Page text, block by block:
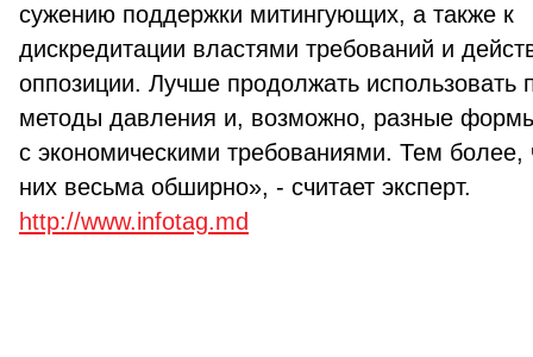
сужению поддержки митингующих, а также к
дискредитации властями требований и
оппозиции. Лучше продолжать использовать
методы давления и, возможно, разные
с экономическими требованиями. Тем более,
них весьма обширно», - считает эксперт.
http://www.infotag.md